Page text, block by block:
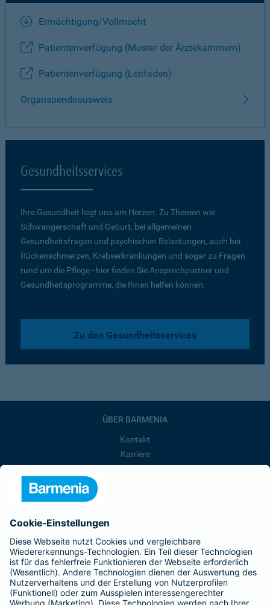
Ermächtigung/Vollmacht
Patientenverfügung (Muster der Ärztekammern)
Patientenverfügung (Leitfaden)
Organspendeausweis
Gesundheitsservices
Ihre Gesundheit liegt uns am Herzen. Zu Themen wie
Schwangerschaft und Geburt, bei allgemeinen
Gesundheitsfragen und psychischen Belastungen, auch bei
Rückenschmerzen, Krebserkrankungen und sogar zu Fragen
rund um die Pflege - hier finden Sie Ansprechpartner und
Gesundheitsprogramme, die Ihnen helfen können.
Zu den Gesundheitsservices
ÜBER BARMENIA
Kontakt
Karriere
Barmenia ist Teil der BarmeniaGothaer
BELIEBTE SEITEN
Kranken-Zusatzversicherung
Tierversicherungen
Haftpflichtversicherung